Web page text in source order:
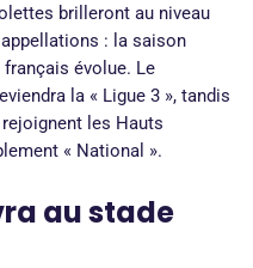
brilleront au niveau
: la saison
évolue. Le
la « Ligue 3 », tandis
les Hauts
« National ».
au stade